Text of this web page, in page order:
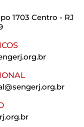
1703 Centro - RJ